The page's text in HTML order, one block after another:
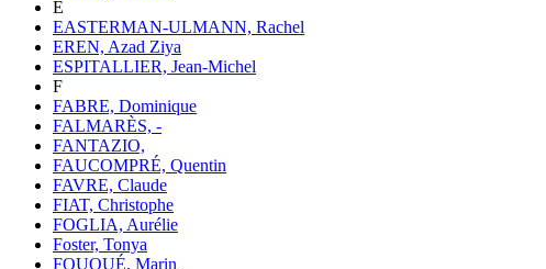
E
EASTERMAN-ULMANN, Rachel
EREN, Azad Ziya
ESPITALLIER, Jean-Michel
F
FABRE, Dominique
FALMARÈS, -
FANTAZIO,
FAUCOMPRÉ, Quentin
FAVRE, Claude
FIAT, Christophe
FOGLIA, Aurélie
Foster, Tonya
FOUQUÉ, Marin